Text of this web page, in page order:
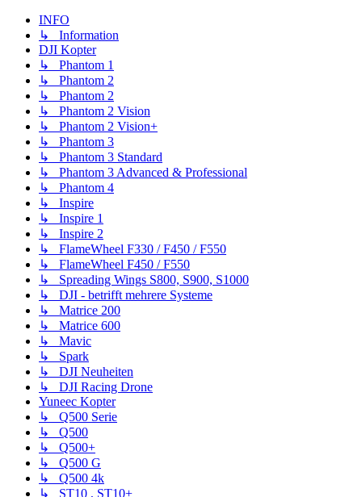
INFO
↳ Information
DJI Kopter
↳ Phantom 1
↳ Phantom 2
↳ Phantom 2
↳ Phantom 2 Vision
↳ Phantom 2 Vision+
↳ Phantom 3
↳ Phantom 3 Standard
↳ Phantom 3 Advanced & Professional
↳ Phantom 4
↳ Inspire
↳ Inspire 1
↳ Inspire 2
↳ FlameWheel F330 / F450 / F550
↳ FlameWheel F450 / F550
↳ Spreading Wings S800, S900, S1000
↳ DJI - betrifft mehrere Systeme
↳ Matrice 200
↳ Matrice 600
↳ Mavic
↳ Spark
↳ DJI Neuheiten
↳ DJI Racing Drone
Yuneec Kopter
↳ Q500 Serie
↳ Q500
↳ Q500+
↳ Q500 G
↳ Q500 4k
↳ ST10 , ST10+